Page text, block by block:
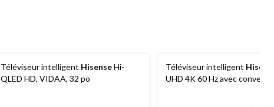
Téléviseur intelligent HisenseHi-
QLED HD, VIDAA, 32 po
Téléviseur intelligent
UHD 4K 60 Hz avec